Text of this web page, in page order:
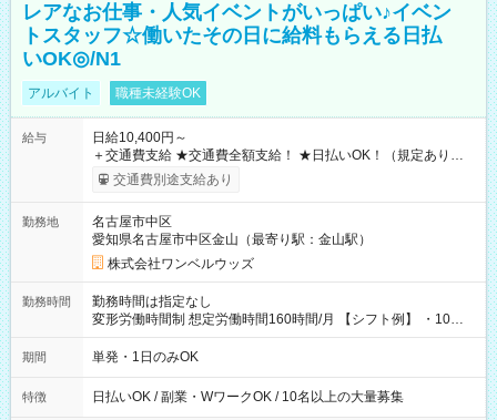
レアなお仕事・人気イベントがいっぱい♪イベン
トスタッフ☆働いたその日に給料もらえる日払
いOK◎/N1
アルバイト 職種未経験OK
給与
日給10,400円～
＋交通費支給 ★交通費全額支給！ ★日払いOK！（規定あり） ┗
働いたその日に現金GET♪ お仕事後はコンビニATMから 日払
交通費別途支給あり
勤務地
名古屋市中区
愛知県名古屋市中区金山（最寄り駅：金山駅）
株式会社ワンベルウッズ
勤務時間
勤務時間は指定なし
変形労働時間制 想定労働時間160時間/月 【シフト例】 ・10：
00～20：00
期間 単発・1日のみOK
特徴 日払いOK / 副業・WワークOK / 10名以上の大量募集